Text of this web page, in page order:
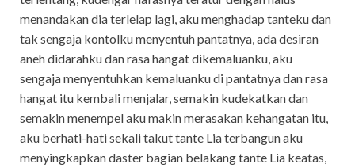
menandakan dia terlelap lagi, aku menghadap tanteku dan
tak sengaja kontolku menyentuh pantatnya, ada desiran
aneh didarahku dan rasa hangat dikemaluanku, aku
sengaja menyentuhkan kemaluanku di pantatnya dan rasa
hangat itu kembali menjalar, semakin kudekatkan dan
semakin menempel aku makin merasakan kehangatan itu,
aku berhati-hati sekali takut tante Lia terbangun aku
menyingkapkan daster bagian belakang tante Lia keatas,